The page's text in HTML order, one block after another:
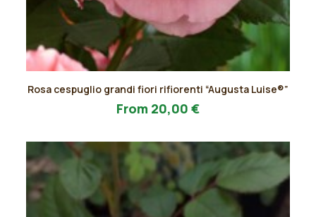
prodotto
opzioni
possono
essere
Rosa cespuglio grandi fiori rifiorenti “Augusta Luise®”
From 20,00 €